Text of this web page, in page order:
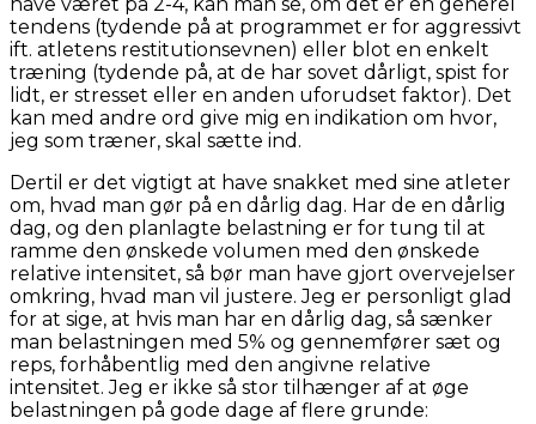
tendens (tydende på at programmet er for aggressivt
ift. atletens restitutionsevnen) eller blot en enkelt
træning (tydende på, at de har sovet dårligt, spist for
lidt, er stresset eller en anden uforudset faktor). Det
kan med andre ord give mig en indikation om hvor,
jeg som træner, skal sætte ind.
Dertil er det vigtigt at have snakket med sine atleter
om, hvad man gør på en dårlig dag. Har de en dårlig
dag, og den planlagte belastning er for tung til at
ramme den ønskede volumen med den ønskede
relative intensitet, så bør man have gjort overvejelser
omkring, hvad man vil justere. Jeg er personligt glad
for at sige, at hvis man har en dårlig dag, så sænker
man belastningen med 5% og gennemfører sæt og
reps, forhåbentlig med den angivne relative
intensitet. Jeg er ikke så stor tilhænger af at øge
belastningen på gode dage af flere grunde: